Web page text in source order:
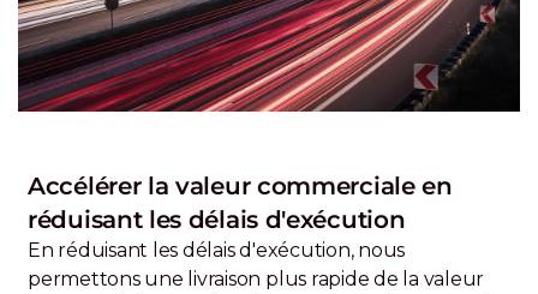
Accélérer la valeur commerciale en
réduisant les délais d'exécution
En réduisant les délais d'exécution, nous
permettons une livraison plus rapide de la valeur